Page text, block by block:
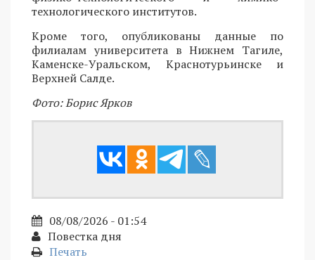
технологического институтов.
Кроме того, опубликованы данные по
филиалам университета в Нижнем Тагиле,
Каменске-Уральском, Краснотурьинске и
Верхней Салде.
Фото: Борис Ярков
08/08/2026 - 01:54
Повестка дня
Печать